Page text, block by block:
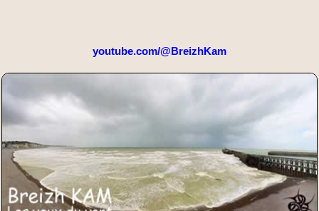
youtube.com/@BreizhKam